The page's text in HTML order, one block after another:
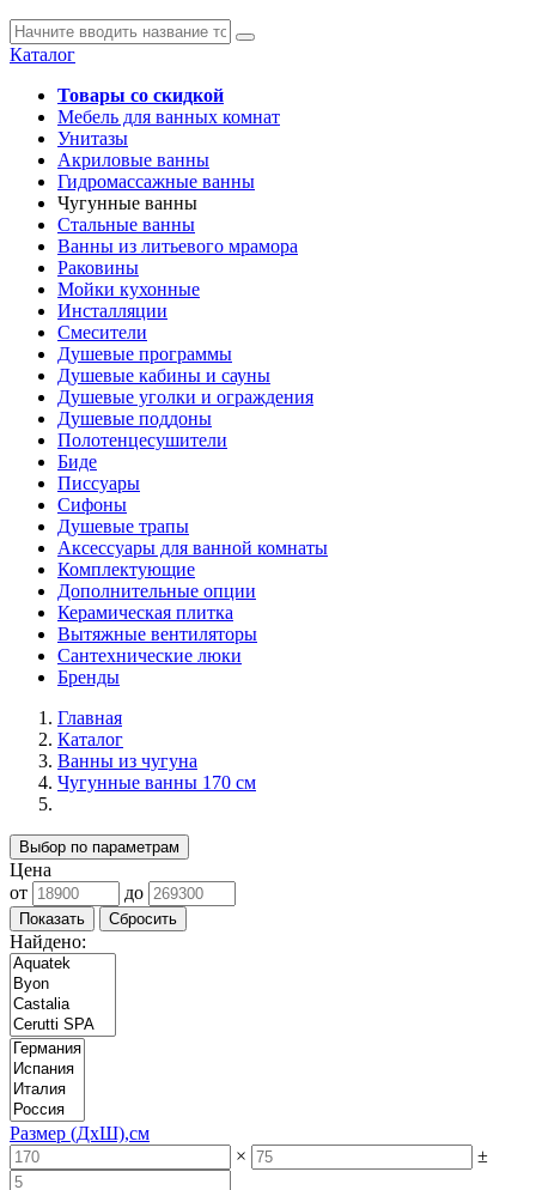
Каталог
Товары со скидкой
Мебель для ванных комнат
Унитазы
Акриловые ванны
Гидромассажные ванны
Чугунные ванны
Стальные ванны
Ванны из литьевого мрамора
Раковины
Мойки кухонные
Инсталляции
Смесители
Душевые программы
Душевые кабины и сауны
Душевые уголки и ограждения
Душевые поддоны
Полотенцесушители
Биде
Писсуары
Сифоны
Душевые трапы
Аксессуары для ванной комнаты
Комплектующие
Дополнительные опции
Керамическая плитка
Вытяжные вентиляторы
Сантехнические люки
Бренды
Главная
Каталог
Ванны из чугуна
Чугунные ванны 170 см
Выбор по параметрам
Цена
от
до
Найдено:
Размер (ДхШ),см
×
±